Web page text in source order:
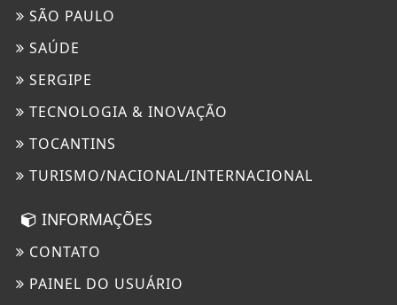
SÃO PAULO
SAÚDE
SERGIPE
TECNOLOGIA & INOVAÇÃO
TOCANTINS
TURISMO/NACIONAL/INTERNACIONAL
INFORMAÇÕES
CONTATO
PAINEL DO USUÁRIO